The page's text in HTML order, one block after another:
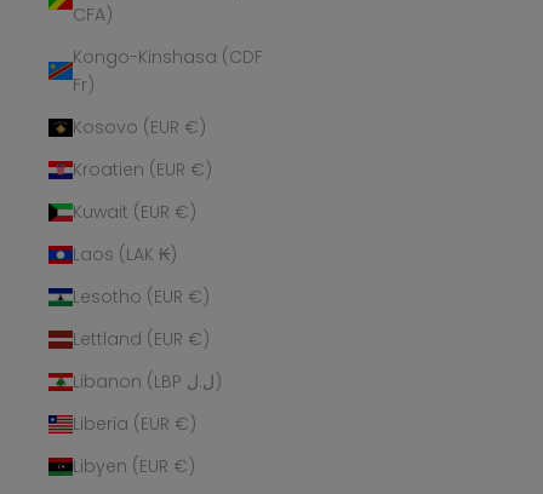
CFA)
Kongo-Kinshasa (CDF
Fr)
Kosovo (EUR €)
Kroatien (EUR €)
Kuwait (EUR €)
Laos (LAK ₭)
Lesotho (EUR €)
Lettland (EUR €)
Libanon (LBP ل.ل)
Liberia (EUR €)
Libyen (EUR €)